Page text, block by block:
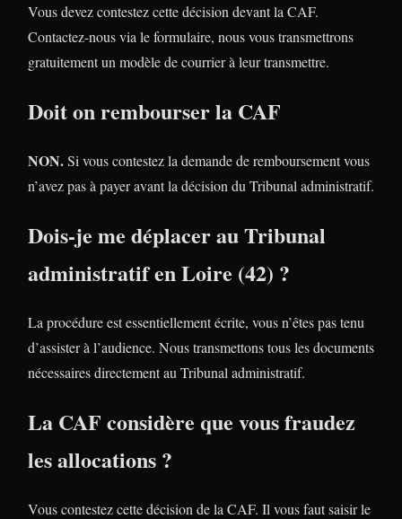
Vous devez contestez cette décision devant la CAF.
Contactez-nous via le formulaire, nous vous transmettrons
gratuitement un modèle de courrier à leur transmettre.
Doit on rembourser la CAF
NON.Si vous contestez la demande de remboursement vous
n’avez pas à payer avant la décision du Tribunal administratif.
Dois-je me déplacer au Tribunal
administratif en Loire (42) ?
La procédure est essentiellement écrite, vous n’êtes pas tenu
d’assister à l’audience. Nous transmettons tous les documents
nécessaires directement au Tribunal administratif.
La CAF considère que vous fraudez
les allocations ?
Vous contestez cette décision de la CAF. Il vous faut saisir le